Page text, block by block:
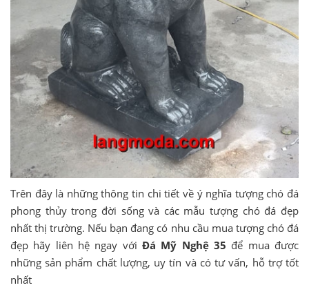
Trên đây là những thông tin chi tiết về ý nghĩa tượng chó đá
phong thủy trong đời sống và các mẫu tượng chó đá đẹp
nhất thị trường. Nếu bạn đang có nhu cầu mua tượng chó đá
đẹp hãy liên hệ ngay với Đá Mỹ Nghệ 35 để mua được
những sản phẩm chất lượng, uy tín và có tư vấn, hỗ trợ tốt
nhất